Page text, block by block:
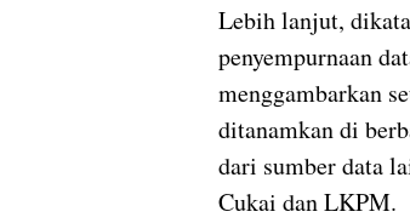
Lebih lanjut,
penyempurnaan
menggambarkan
ditanamkan di
dari sumber data
Cukai dan LKPM.